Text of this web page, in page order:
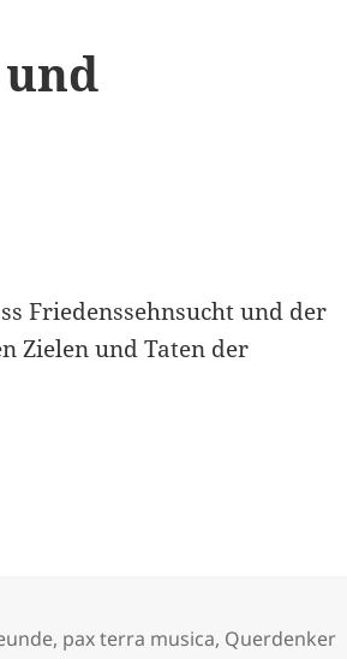
Friedenssehnsucht und der
Zielen und Taten der
, pax terra musica, Querdenker